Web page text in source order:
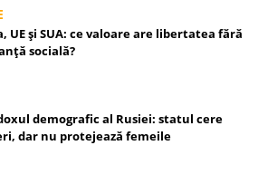
UE și SUA: ce valoare are libertatea fără
socială?
demografic al Rusiei: statul cere
dar nu protejează femeile